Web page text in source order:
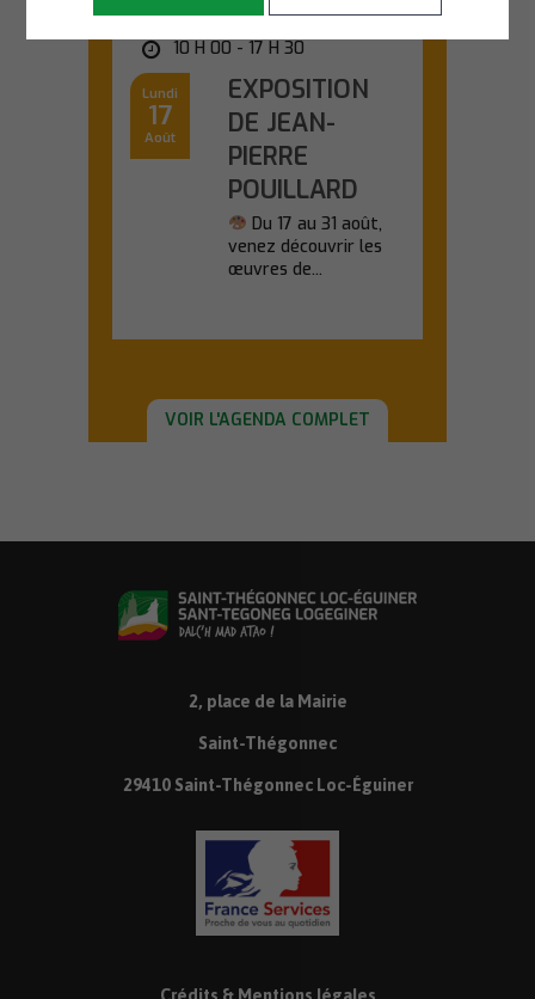
SALLE KANEVEDENN
10 H 00 - 17 H 30
Lundi
17
Août
EXPOSITION
DE JEAN-
PIERRE
POUILLARD
Du 17 au 31 août,
venez découvrir les
œuvres de...
VOIR L'AGENDA COMPLET
2, place de la Mairie
Saint-Thégonnec
29410 Saint-Thégonnec Loc-Éguiner